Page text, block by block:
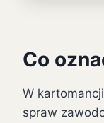
Co
W
spraw